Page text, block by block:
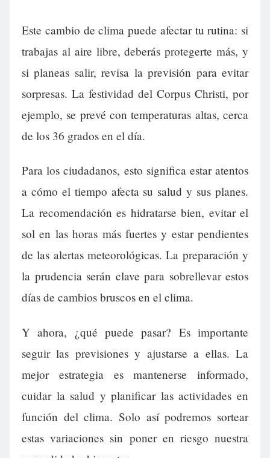
Este cambio de clima puede afectar tu rutina: si
trabajas al aire libre, deberás protegerte más, y
si planeas salir, revisa la previsión para evitar
sorpresas. La festividad del Corpus Christi, por
ejemplo, se prevé con temperaturas altas, cerca
de los 36 grados en el día.
Para los ciudadanos, esto significa estar atentos
a cómo el tiempo afecta su salud y sus planes.
La recomendación es hidratarse bien, evitar el
sol en las horas más fuertes y estar pendientes
de las alertas meteorológicas. La preparación y
la prudencia serán clave para sobrellevar estos
días de cambios bruscos en el clima.
Y ahora, ¿qué puede pasar? Es importante
seguir las previsiones y ajustarse a ellas. La
mejor estrategia es mantenerse informado,
cuidar la salud y planificar las actividades en
función del clima. Solo así podremos sortear
estas variaciones sin poner en riesgo nuestra